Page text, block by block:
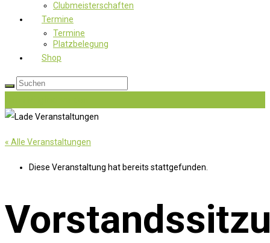
Clubmeisterschaften
Termine
Termine
Platzbelegung
Shop
« Alle Veranstaltungen
Diese Veranstaltung hat bereits stattgefunden.